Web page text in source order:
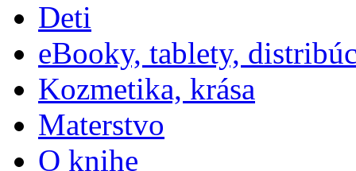
Deti
eBooky, tablety,
Kozmetika, krása
Materstvo
O knihe